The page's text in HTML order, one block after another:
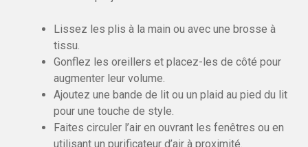
Lissez les plis à la main ou avec une brosse à
tissu.
Gonflez les oreillers et placez-les de côté pour
augmenter leur volume.
Ajoutez une bande de lit ou un plaid au pied du lit
pour une touche de style.
Faites circuler l’air en ouvrant les fenêtres ou en
utilisant un purificateur d’air à proximité.